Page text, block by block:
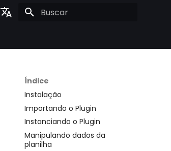
Índice
Instalação
Importando o Plugin
Instanciando o Plugin
Manipulando dados da
planilha